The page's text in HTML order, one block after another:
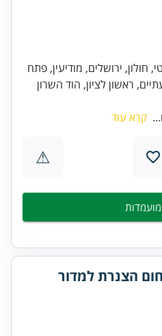
חולון, ירושלים, מודיעין, פתח
ראשון לציון, הוד השרון
קרא עוד
⚠
הצנרת למדור